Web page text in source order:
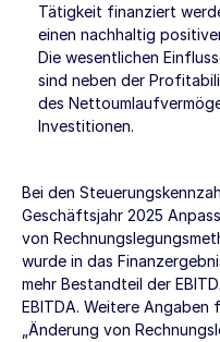
Tätigkeit finanziert
einen nachhaltig
Die wesentlichen
sind neben der
des
Investitionen.
Bei den
Geschäftsjahr 2025
von
wurde in das
mehr Bestandteil der
EBITDA. Weitere
„Änderung von